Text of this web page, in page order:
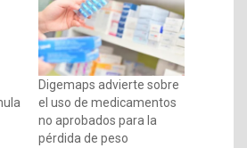
Digemaps advierte sobre
el uso de medicamentos
no aprobados para la
pérdida de peso